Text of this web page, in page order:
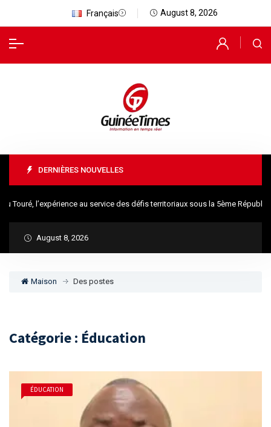
Français August 8, 2026
DERNIÈRES NOUVELLES
l’expérience au service des défis territoriaux sous la 5ème République
August 8, 2026
Maison Des postes
Catégorie : Éducation
ÉDUCATION